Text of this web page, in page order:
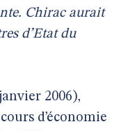
Chirac aurait
d’Etat du
2006),
d’économie